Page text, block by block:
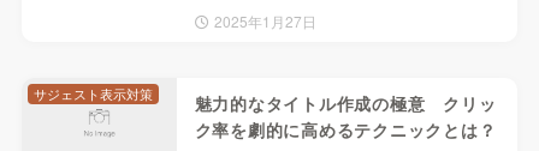
2025年1月27日
魅力的なタイトル作成の極意 クリッ
ク率を劇的に高めるテクニックとは？
サジェスト表示対策